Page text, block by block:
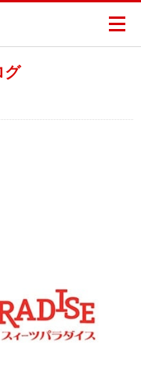
グ